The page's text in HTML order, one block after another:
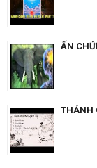
ẤN
THÁNH